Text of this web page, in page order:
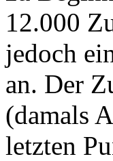
12.000
jedoch
an. Der
(damals
letzten